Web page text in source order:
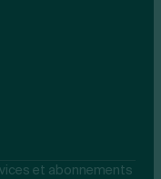
et abonnements